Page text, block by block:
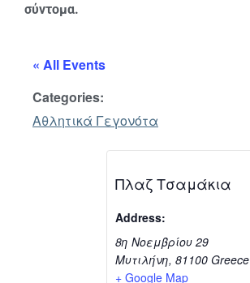
σύντομα.
Categories:
Αθλητικά Γεγονότα
« All Events
Πλαζ Τσαμάκια
Address:
8η Νοεμβρίου 29
Μυτιλήνη, 81100 Greece
+ Google Map